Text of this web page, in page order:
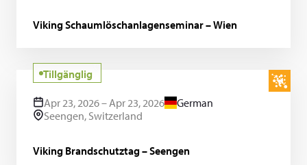
Viking Schaumlöschanlagenseminar – Wien
Tillgänglig
Apr 23, 2026 – Apr 23, 2026
German
Seengen, Switzerland
Viking Brandschutztag – Seengen